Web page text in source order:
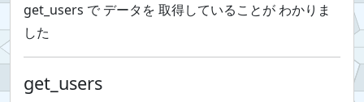
get_users で データを 取得していることが わかりま
した
get_users